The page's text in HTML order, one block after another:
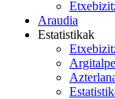
Araudia
Estatistikak